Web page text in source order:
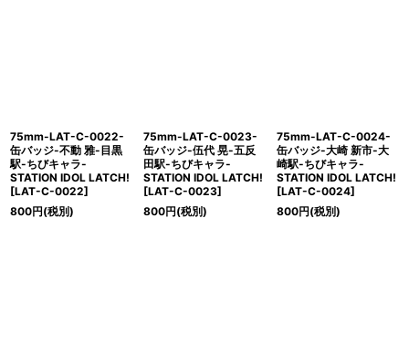
75mm-LAT-C-0022-
缶バッジ-不動 雅-目黒
駅-ちびキャラ-
STATION IDOL LATCH!
[LAT-C-0022]
800円(税別)
75mm-LAT-C-0023-
缶バッジ-伍代 晃-五反
田駅-ちびキャラ-
STATION IDOL LATCH!
[LAT-C-0023]
800円(税別)
75mm-LAT-C-0024-
缶バッジ-大崎 新市-大
崎駅-ちびキャラ-
STATION IDOL LATCH!
[LAT-C-0024]
800円(税別)